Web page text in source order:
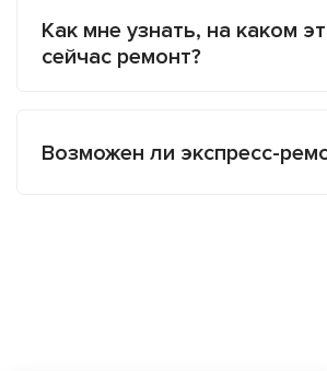
Как мне узнать, на каком
сейчас ремонт?
Возможен ли экспресс-